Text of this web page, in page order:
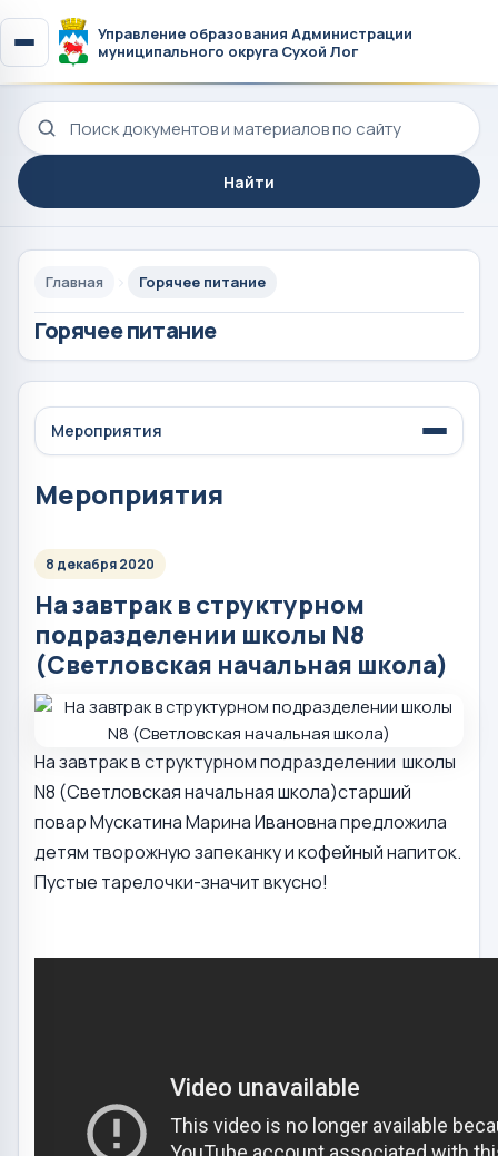
Управление образования Администрации
муниципального округа Сухой Лог
Поиск по сайту
Найти
Главная Горячее питание
Горячее питание
Мероприятия
Мероприятия
8 декабря 2020
На завтрак в структурном
подразделении школы N8
(Светловская начальная школа)
На завтрак в структурном подразделении школы
N8 (Светловская начальная школа)старший
повар Мускатина Марина Ивановна предложила
детям творожную запеканку и кофейный напиток.
Пустые тарелочки-значит вкусно!